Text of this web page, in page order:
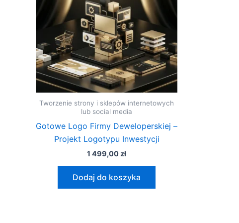
Tworzenie strony i sklepów internetowych
lub social media
Gotowe Logo Firmy Deweloperskiej –
Projekt Logotypu Inwestycji
1 499,00 zł
Dodaj do koszyka